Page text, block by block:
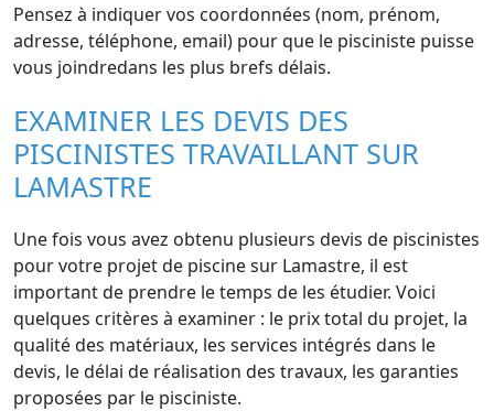
Pensez à indiquer vos coordonnées (nom, prénom,
adresse, téléphone, email) pour que le pisciniste puisse
vous joindredans les plus brefs délais.
EXAMINER LES DEVIS DES
PISCINISTES TRAVAILLANT SUR
LAMASTRE
Une fois vous avez obtenu plusieurs devis de piscinistes
pour votre projet de piscine sur Lamastre, il est
important de prendre le temps de les étudier. Voici
quelques critères à examiner : le prix total du projet, la
qualité des matériaux, les services intégrés dans le
devis, le délai de réalisation des travaux, les garanties
proposées par le pisciniste.